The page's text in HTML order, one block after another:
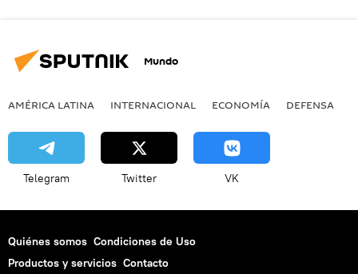
Mundo
AMÉRICA LATINA INTERNACIONAL ECONOMÍA DEFENSA
Telegram Twitter VK
Quiénes somos Condiciones de Uso
Productos y servicios Contacto